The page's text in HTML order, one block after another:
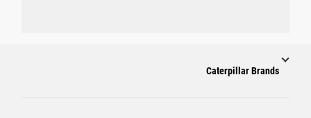
Caterpillar Brands